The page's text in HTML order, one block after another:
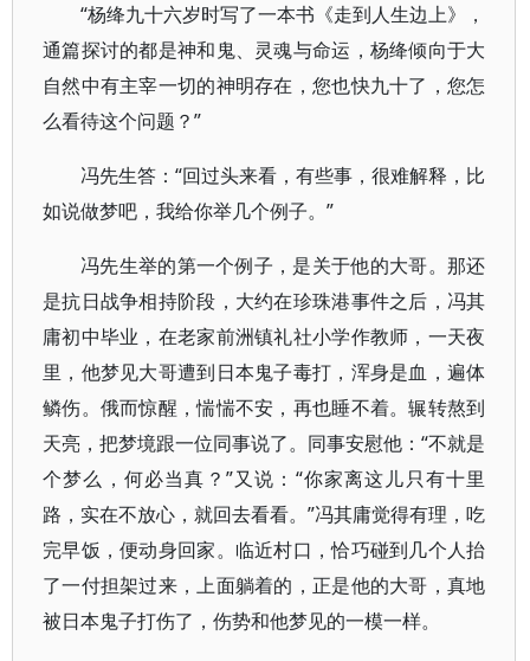
“杨绛九十六岁时写了一本书《走到人生边上》，
通篇探讨的都是神和鬼、灵魂与命运，杨绛倾向于大
自然中有主宰一切的神明存在，您也快九十了，您怎
么看待这个问题？”
冯先生答：“回过头来看，有些事，很难解释，比
如说做梦吧，我给你举几个例子。”
冯先生举的第一个例子，是关于他的大哥。那还
是抗日战争相持阶段，大约在珍珠港事件之后，冯其
庸初中毕业，在老家前洲镇礼社小学作教师，一天夜
里，他梦见大哥遭到日本鬼子毒打，浑身是血，遍体
鳞伤。俄而惊醒，惴惴不安，再也睡不着。辗转熬到
天亮，把梦境跟一位同事说了。同事安慰他：“不就是
个梦么，何必当真？”又说：“你家离这儿只有十里
路，实在不放心，就回去看看。”冯其庸觉得有理，吃
完早饭，便动身回家。临近村口，恰巧碰到几个人抬
了一付担架过来，上面躺着的，正是他的大哥，真地
被日本鬼子打伤了，伤势和他梦见的一模一样。